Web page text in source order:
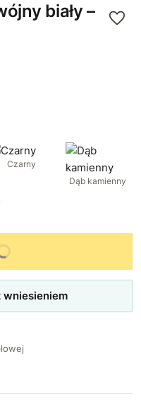
biały –
Czarny
Dąb kamienny
wniesieniem